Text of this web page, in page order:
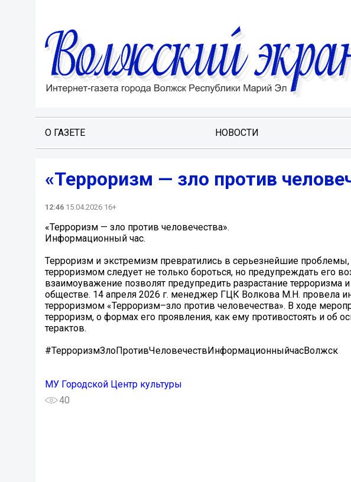
О ГАЗЕТЕ НОВОСТИ
«Терроризм — зло против
12:46 15.04.2026 16+
«Терроризм — зло против человечества».
Информационный час.
Терроризм и экстремизм превратились в серьезнейшие
терроризмом следует не только бороться, но предупреждать его
взаимоуважение позволят предупредить разрастание
обществе. 14 апреля 2026 г. менеджер ГЦК Волкова М.Н. провела
терроризмом «Терроризм–зло против человечества». В ходе
терроризм, о формах его проявления, как ему противостоять и об
терактов.
#ТерроризмЗлоПротивЧеловечествИнформационныйчасВолжск
МУ Городской Центр культуры
40